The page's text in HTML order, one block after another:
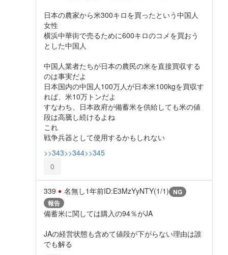
日本の農家から米300キロを買ったという中国人
女性
横浜中華街で売るために600キロのコメを買おう
とした中国人
中国人業者たちが日本の農民の米を直接買収する
のは事実だよ
日本国内の中国人100万人が日本米100kgを買収す
れば、米10万トンだよ
すなわち、日本政府が備蓄米を供給しても米の値
段は高騰し続けるよね
これ
戦争兵器として使用するかもしれない
>>343>>344>>345
0
339 名無し1年前ID:E3MzYyNTY(1/1) NG
報告
備蓄米に関しては購入の94％がJA
JAの経営状態も含めて値段が下がらない理由は誰
でも解る